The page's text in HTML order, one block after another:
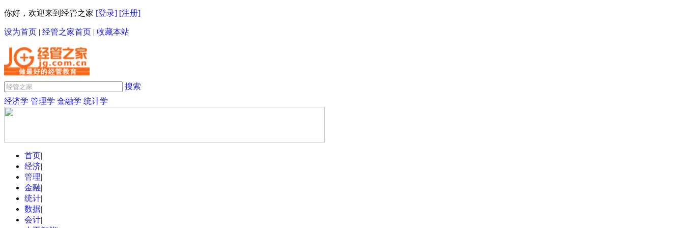
你好，欢迎来到经管之家 [登录] [注册]
设为首页 | 经管之家首页 | 收藏本站
搜索
经济学 管理学 金融学 统计学
首页|
经济|
管理|
金融|
统计|
数据|
会计|